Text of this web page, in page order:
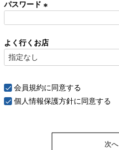
パスワード
須
よく行くお店
会員規約に同意する
個人情報保護方針に同意する
次へ